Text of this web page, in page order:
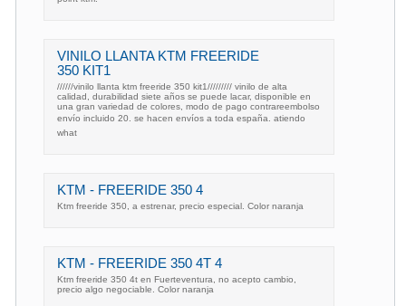
VINILO LLANTA KTM FREERIDE
350 KIT1
//////vinilo llanta ktm freeride 350 kit1///////// vinilo de alta
calidad, durabilidad siete años se puede lacar, disponible en
una gran variedad de colores, modo de pago contrareembolso
envío incluido 20. se hacen envíos a toda españa. atiendo
what
KTM - FREERIDE 350 4
Ktm freeride 350, a estrenar, precio especial. Color naranja
KTM - FREERIDE 350 4T 4
Ktm freeride 350 4t en Fuerteventura, no acepto cambio,
precio algo negociable. Color naranja